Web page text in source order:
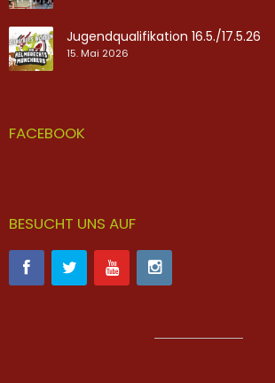
Jugendqualifikation 16.5./17.5.26
15. Mai 2026
FACEBOOK
BESUCHT UNS AUF